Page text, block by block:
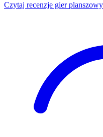
Czytaj recenzje gier